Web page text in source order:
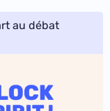
au débat